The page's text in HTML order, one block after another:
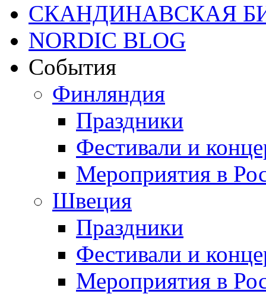
СКАНДИНАВСКАЯ
NORDIC BLOG
События
Финляндия
Праздники
Фестивали и
Мероприятия в
Швеция
Праздники
Фестивали и
Мероприятия в